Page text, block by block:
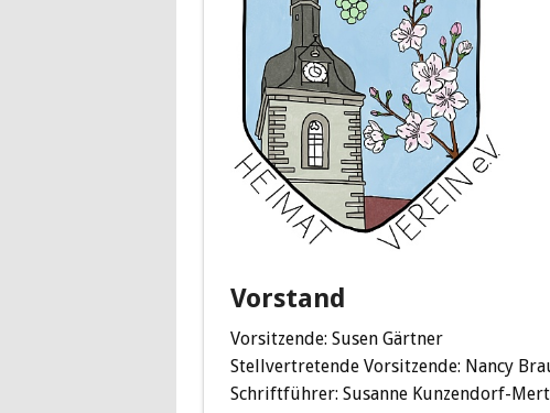
Vorstand
Vorsitzende: Susen Gärtner
Stellvertretende Vorsitzende: Nancy
Schriftführer: Susanne Kunzendorf-